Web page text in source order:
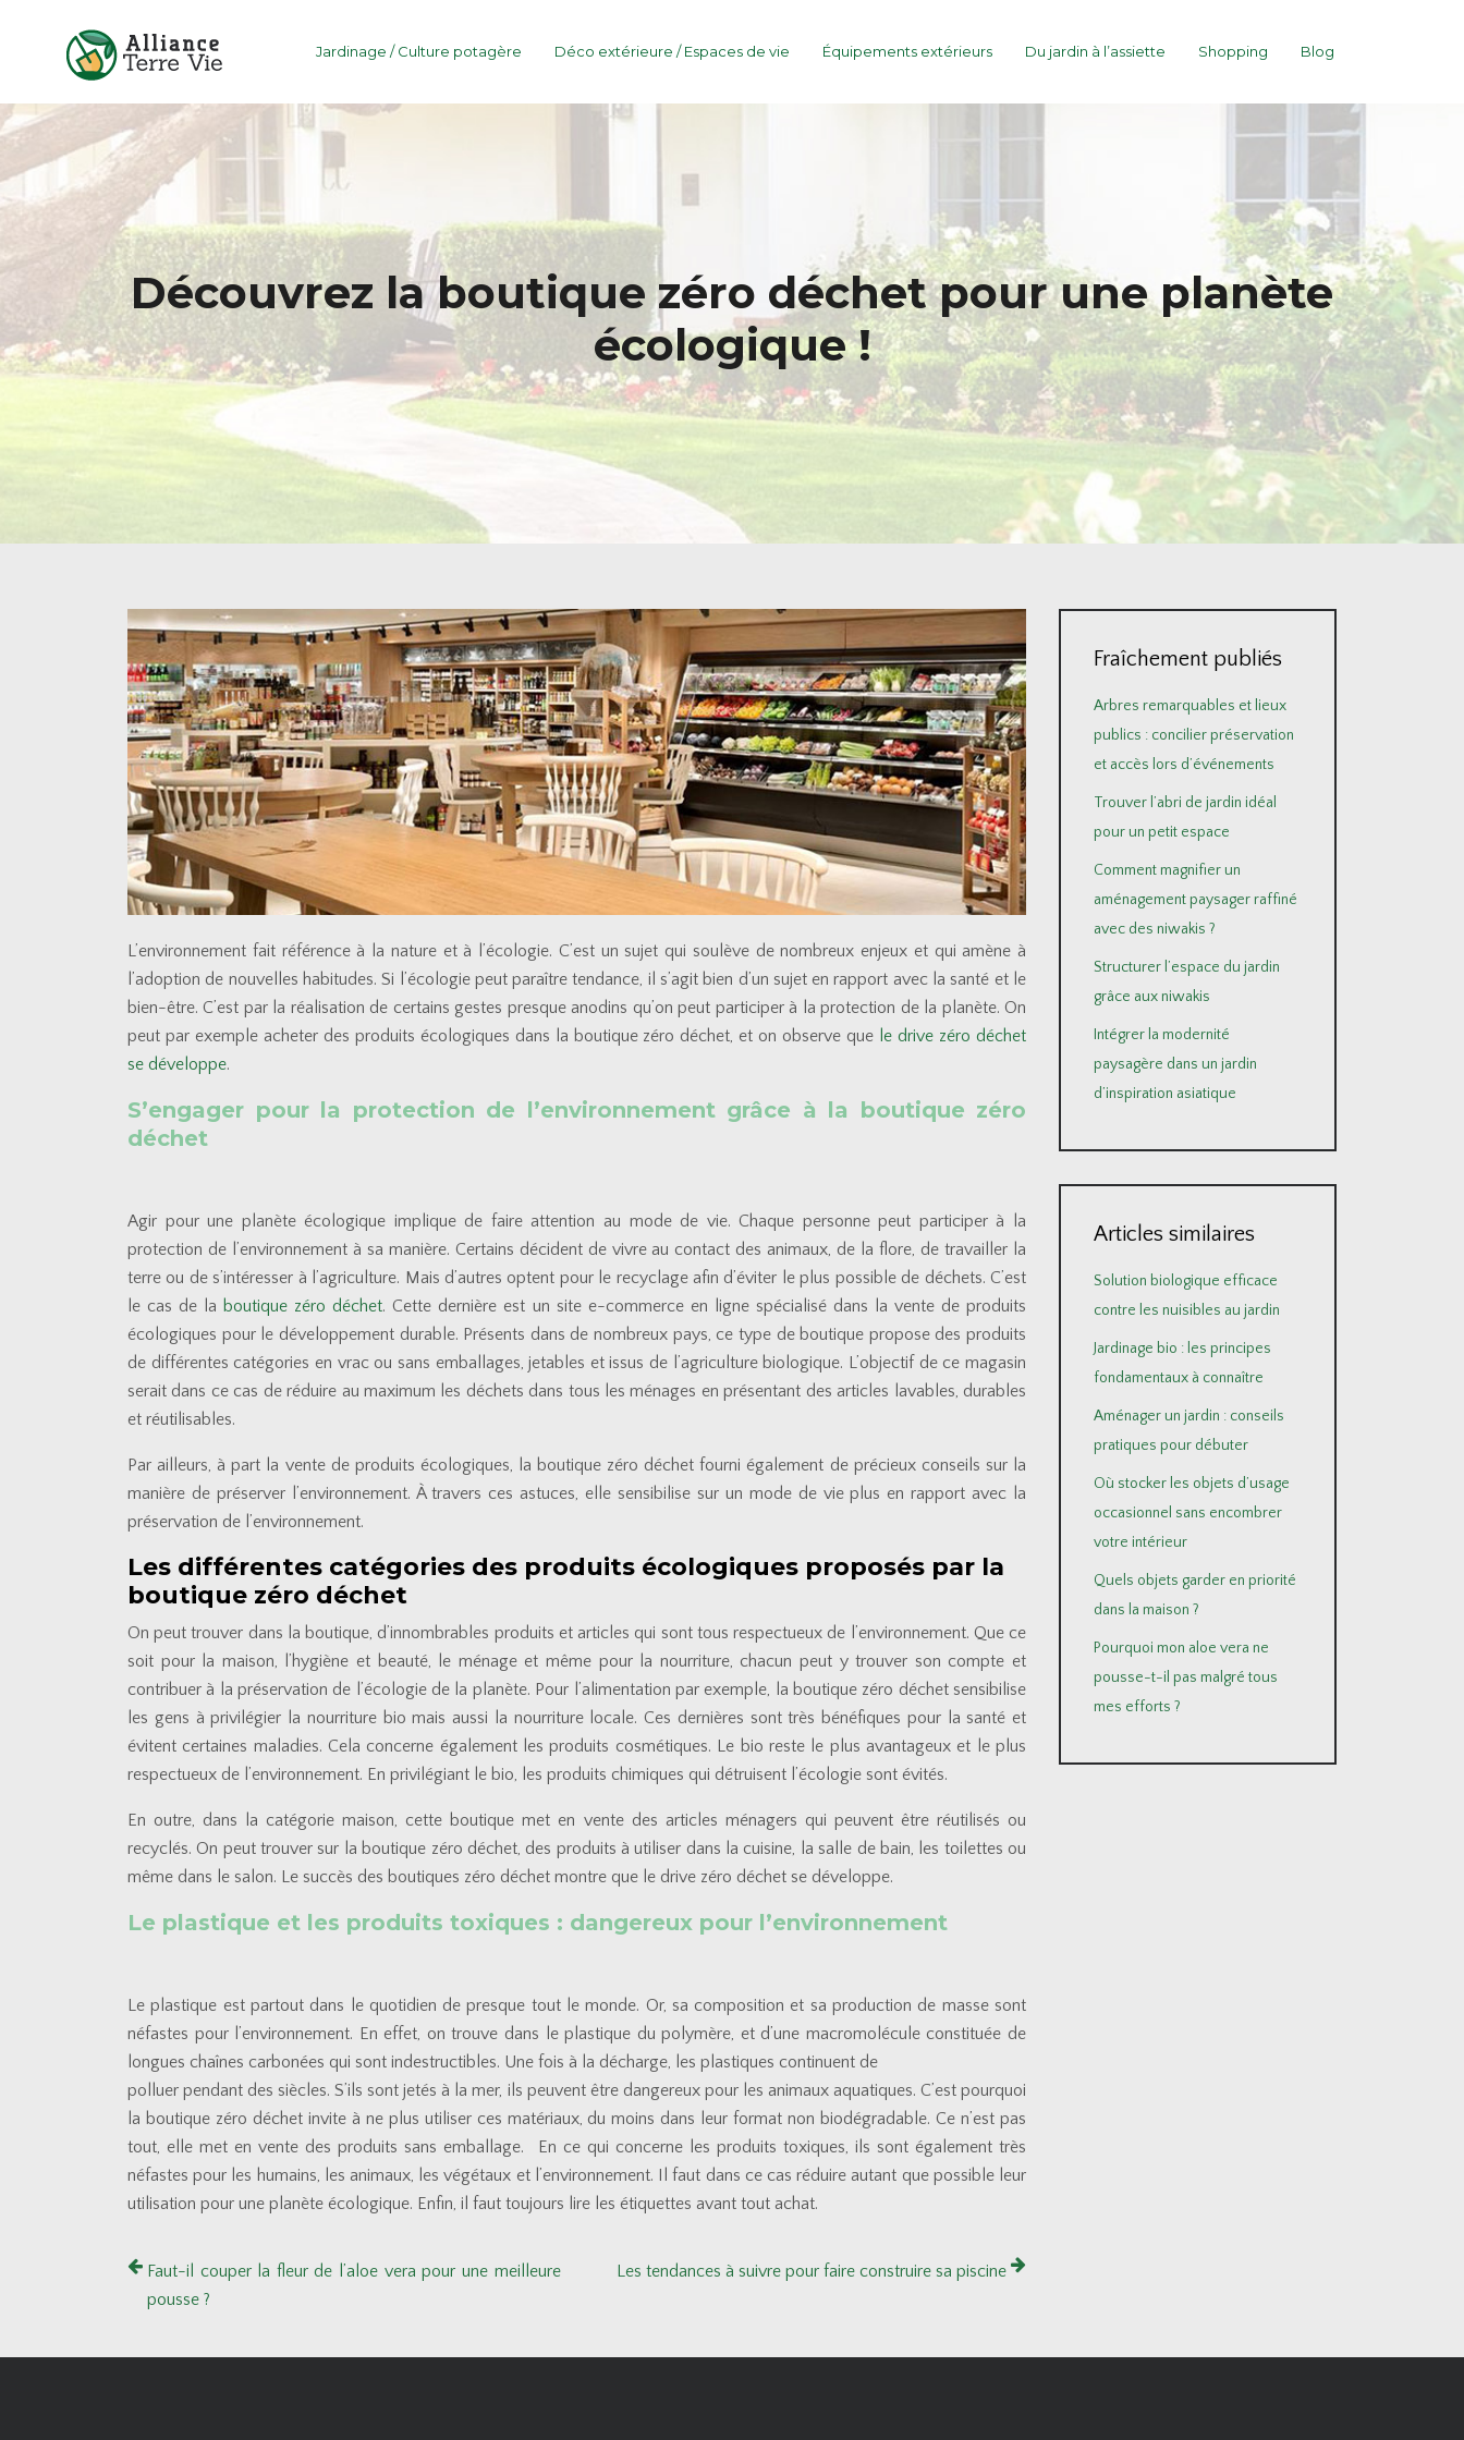
Jardinage / Culture potagère Déco extérieure / Espaces de vie Équipements extérieurs Du jardin à l’assiette Shopping Blog
Découvrez la boutique zéro déchet pour une planète
écologique !
L’environnement fait référence à la nature et à l’écologie. C’est un sujet qui soulève de nombreux enjeux et qui amène à
l’adoption de nouvelles habitudes. Si l’écologie peut paraître tendance, il s’agit bien d’un sujet en rapport avec la santé et le
bien-être. C’est par la réalisation de certains gestes presque anodins qu’on peut participer à la protection de la planète. On
peut par exemple acheter des produits écologiques dans la boutique zéro déchet, et on observe que le drive zéro déchet
se développe.
S’engager pour la protection de l’environnement grâce à la boutique zéro
déchet
Agir pour une planète écologique implique de faire attention au mode de vie. Chaque personne peut participer à la
protection de l’environnement à sa manière. Certains décident de vivre au contact des animaux, de la flore, de travailler la
terre ou de s’intéresser à l’agriculture. Mais d’autres optent pour le recyclage afin d’éviter le plus possible de déchets. C’est
le cas de la boutique zéro déchet. Cette dernière est un site e-commerce en ligne spécialisé dans la vente de produits
écologiques pour le développement durable. Présents dans de nombreux pays, ce type de boutique propose des produits
de différentes catégories en vrac ou sans emballages, jetables et issus de l’agriculture biologique. L’objectif de ce magasin
serait dans ce cas de réduire au maximum les déchets dans tous les ménages en présentant des articles lavables, durables
et réutilisables.
Par ailleurs, à part la vente de produits écologiques, la boutique zéro déchet fourni également de précieux conseils sur la
manière de préserver l’environnement. À travers ces astuces, elle sensibilise sur un mode de vie plus en rapport avec la
préservation de l’environnement.
Les différentes catégories des produits écologiques proposés par la
boutique zéro déchet
On peut trouver dans la boutique, d’innombrables produits et articles qui sont tous respectueux de l’environnement. Que ce
soit pour la maison, l’hygiène et beauté, le ménage et même pour la nourriture, chacun peut y trouver son compte et
contribuer à la préservation de l’écologie de la planète. Pour l’alimentation par exemple, la boutique zéro déchet sensibilise
les gens à privilégier la nourriture bio mais aussi la nourriture locale. Ces dernières sont très bénéfiques pour la santé et
évitent certaines maladies. Cela concerne également les produits cosmétiques. Le bio reste le plus avantageux et le plus
respectueux de l’environnement. En privilégiant le bio, les produits chimiques qui détruisent l’écologie sont évités.
En outre, dans la catégorie maison, cette boutique met en vente des articles ménagers qui peuvent être réutilisés ou
recyclés. On peut trouver sur la boutique zéro déchet, des produits à utiliser dans la cuisine, la salle de bain, les toilettes ou
même dans le salon. Le succès des boutiques zéro déchet montre que le drive zéro déchet se développe.
Le plastique et les produits toxiques : dangereux pour l’environnement
Le plastique est partout dans le quotidien de presque tout le monde. Or, sa composition et sa production de masse sont
néfastes pour l’environnement. En effet, on trouve dans le plastique du polymère, et d’une macromolécule constituée de
longues chaînes carbonées qui sont indestructibles. Une fois à la décharge, les plastiques continuent de
polluer pendant des siècles. S’ils sont jetés à la mer, ils peuvent être dangereux pour les animaux aquatiques. C’est pourquoi
la boutique zéro déchet invite à ne plus utiliser ces matériaux, du moins dans leur format non biodégradable. Ce n’est pas
tout, elle met en vente des produits sans emballage. En ce qui concerne les produits toxiques, ils sont également très
néfastes pour les humains, les animaux, les végétaux et l’environnement. Il faut dans ce cas réduire autant que possible leur
utilisation pour une planète écologique. Enfin, il faut toujours lire les étiquettes avant tout achat.
Faut-il couper la fleur de l’aloe vera pour une meilleure
pousse ?
Les tendances à suivre pour faire construire sa piscine
Fraîchement publiés
Arbres remarquables et lieux
publics : concilier préservation
et accès lors d’événements
Trouver l’abri de jardin idéal
pour un petit espace
Comment magnifier un
aménagement paysager raffiné
avec des niwakis ?
Structurer l’espace du jardin
grâce aux niwakis
Intégrer la modernité
paysagère dans un jardin
d’inspiration asiatique
Articles similaires
Solution biologique efficace
contre les nuisibles au jardin
Jardinage bio : les principes
fondamentaux à connaître
Aménager un jardin : conseils
pratiques pour débuter
Où stocker les objets d’usage
occasionnel sans encombrer
votre intérieur
Quels objets garder en priorité
dans la maison ?
Pourquoi mon aloe vera ne
pousse-t-il pas malgré tous
mes efforts ?